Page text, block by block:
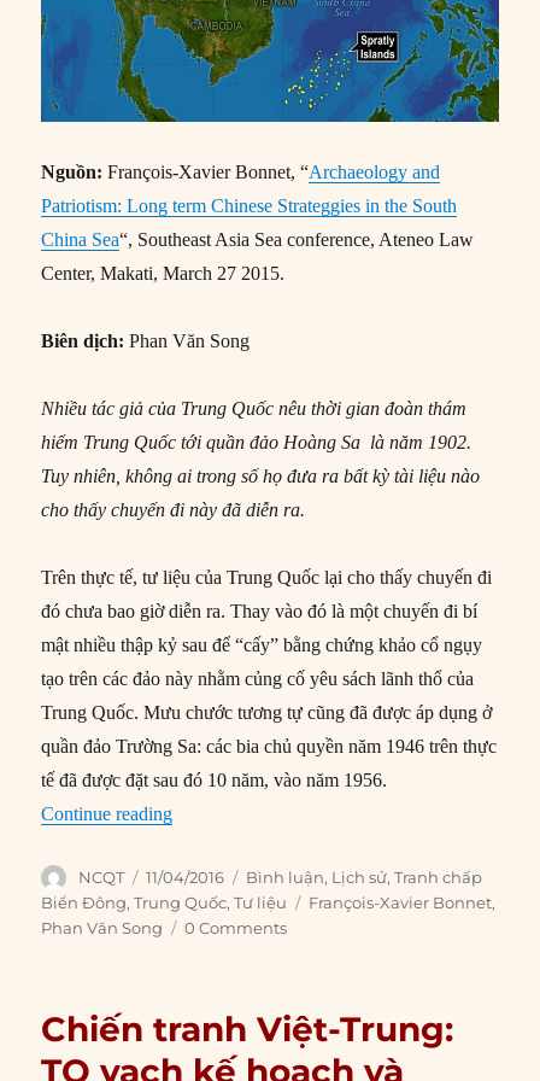
Nguồn: François-Xavier Bonnet, “Archaeology and
Patriotism: Long term Chinese Strateggies in the South
China Sea“, Southeast Asia Sea conference, Ateneo Law
Center, Makati, March 27 2015.
Biên dịch:Phan Văn Song
Nhiều tác giả của Trung Quốc nêu thời gian đoàn thám
hiểm Trung Quốc tới quần đảo Hoàng Sa là năm 1902.
Tuy nhiên, không ai trong số họ đưa ra bất kỳ tài liệu nào
cho thấy chuyến đi này đã diễn ra.
Trên thực tế, tư liệu của Trung Quốc lại cho thấy chuyến đi
đó chưa bao giờ diễn ra. Thay vào đó là một chuyến đi bí
mật nhiều thập kỷ sau để “cấy” bằng chứng khảo cổ ngụy
tạo trên các đảo này nhằm củng cố yêu sách lãnh thổ của
Trung Quốc. Mưu chước tương tự cũng đã được áp dụng ở
quần đảo Trường Sa: các bia chủ quyền năm 1946 trên thực
tế đã được đặt sau đó 10 năm, vào năm 1956.
Continue reading“TQ ‘cấy’ bằng chứng khảo cổ giả ở Biển
Author
NCQT
Posted
on
11/04/2016 Categories
Bình luận, Lịch sử,Tranh chấp
Biển Đông,Trung Quốc,Tư liệu Tags
François-Xavier Bonnet,
Phan Văn Song
0 Comments
Chiến tranh Việt-Trung:
TQ vạch kế hoạch và